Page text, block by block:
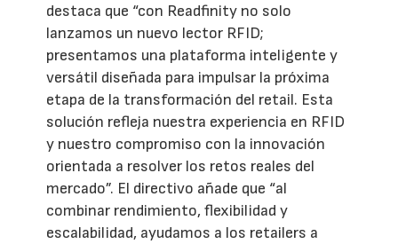
destaca que “con Readfinity no solo
lanzamos un nuevo lector RFID;
presentamos una plataforma inteligente y
versátil diseñada para impulsar la próxima
etapa de la transformación del retail. Esta
solución refleja nuestra experiencia en RFID
y nuestro compromiso con la innovación
orientada a resolver los retos reales del
mercado”. El directivo añade que “al
combinar rendimiento, flexibilidad y
escalabilidad, ayudamos a los retailers a